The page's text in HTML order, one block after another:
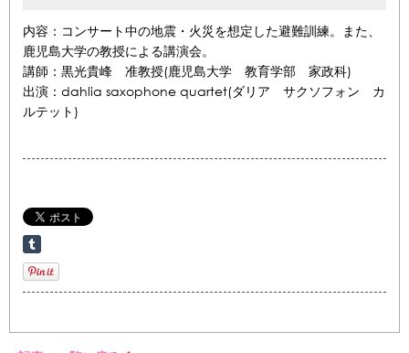
内容：コンサート中の地震・火災を想定した避難訓練。また、
鹿児島大学の教授による講演会。
講師：黒光貴峰 准教授(鹿児島大学 教育学部 家政科)
出演：dahlia saxophone quartet(ダリア サクソフォン カ
ルテット)